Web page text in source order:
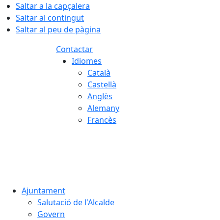
Saltar a la capçalera
Saltar al contingut
Saltar al peu de pàgina
Contactar
Idiomes
Català
Castellà
Anglès
Alemany
Francès
Ajuntament
Salutació de l'Alcalde
Govern